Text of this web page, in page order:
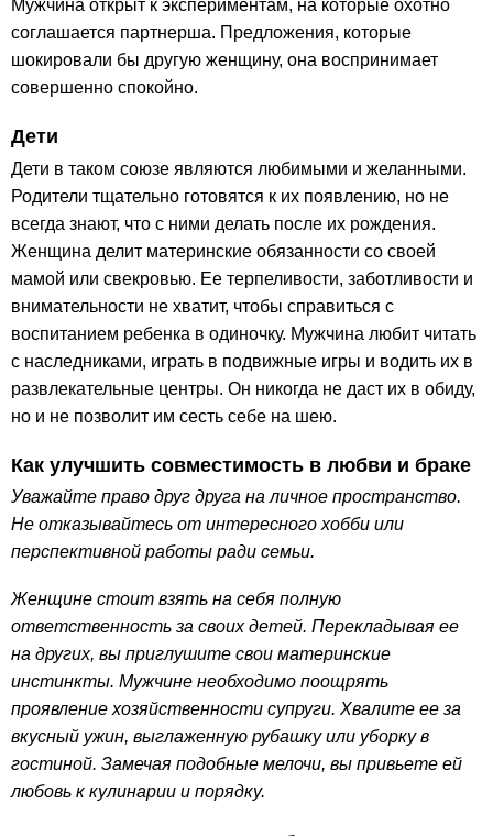
Мужчина открыт к экспериментам, на которые охотно
соглашается партнерша. Предложения, которые
шокировали бы другую женщину, она воспринимает
совершенно спокойно.
Дети
Дети в таком союзе являются любимыми и желанными.
Родители тщательно готовятся к их появлению, но не
всегда знают, что с ними делать после их рождения.
Женщина делит материнские обязанности со своей
мамой или свекровью. Ее терпеливости, заботливости и
внимательности не хватит, чтобы справиться с
воспитанием ребенка в одиночку. Мужчина любит читать
с наследниками, играть в подвижные игры и водить их в
развлекательные центры. Он никогда не даст их в обиду,
но и не позволит им сесть себе на шею.
Как улучшить совместимость в любви и браке
Уважайте право друг друга на личное пространство.
Не отказывайтесь от интересного хобби или
перспективной работы ради семьи.
Женщине стоит взять на себя полную
ответственность за своих детей. Перекладывая ее
на других, вы приглушите свои материнские
инстинкты. Мужчине необходимо поощрять
проявление хозяйственности супруги. Хвалите ее за
вкусный ужин, выглаженную рубашку или уборку в
гостиной. Замечая подобные мелочи, вы привьете ей
любовь к кулинарии и порядку.